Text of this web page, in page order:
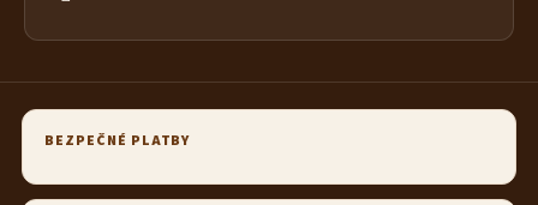
BEZPEČNÉ PLATBY